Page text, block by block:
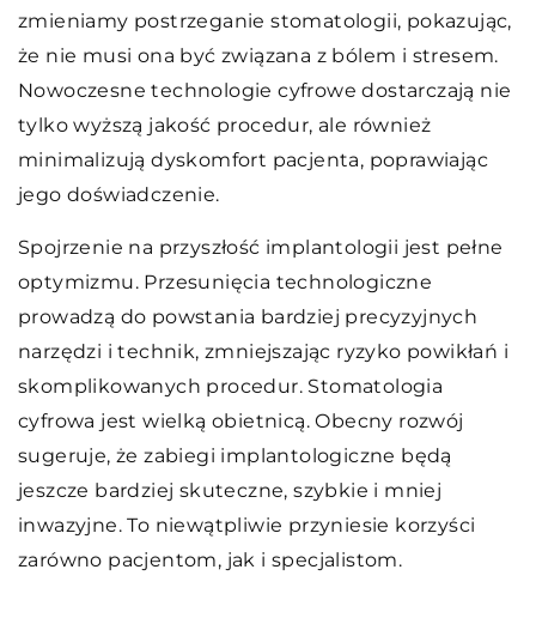
zmieniamy postrzeganie stomatologii, pokazując,
że nie musi ona być związana z bólem i stresem.
Nowoczesne technologie cyfrowe dostarczają nie
tylko wyższą jakość procedur, ale również
minimalizują dyskomfort pacjenta, poprawiając
jego doświadczenie.
Spojrzenie na przyszłość implantologii jest pełne
optymizmu. Przesunięcia technologiczne
prowadzą do powstania bardziej precyzyjnych
narzędzi i technik, zmniejszając ryzyko powikłań i
skomplikowanych procedur. Stomatologia
cyfrowa jest wielką obietnicą. Obecny rozwój
sugeruje, że zabiegi implantologiczne będą
jeszcze bardziej skuteczne, szybkie i mniej
inwazyjne. To niewątpliwie przyniesie korzyści
zarówno pacjentom, jak i specjalistom.